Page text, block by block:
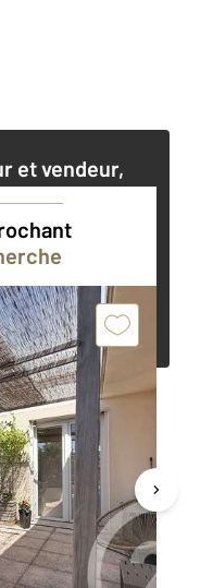
et vendeur,